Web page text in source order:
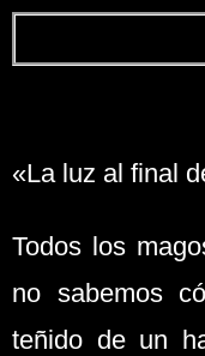
«La luz al final
Todos los
no sabemos
teñido de un